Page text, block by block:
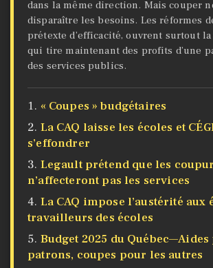
dans la même direction. Mais couper
disparaître les besoins. Les réformes
prétexte d’efficacité, ouvrent surtout la
qui tire maintenant des profits d’une
des services publics.
« Coupes » budgétaires
La CAQ laisse les écoles et
s’effondrer
Legault prétend que les
n’affecteront pas les services
La CAQ impose l’austérité aux
travailleurs des écoles
Budget 2025 du
patrons, coupes pour les autres